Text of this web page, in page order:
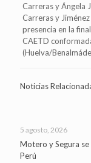
Carreras y Ángela
Carreras y
presencia en la
CAETD
(Huelva/
Noticias
5 agosto, 2026
Motero y Segura
Perú